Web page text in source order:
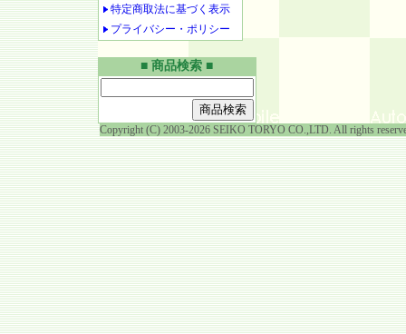
特定商取法に基づく表示
プライバシー・ポリシー
■ 商品検索 ■
Copyright (C) 2003-2026 SEIKO TORYO CO.,LTD. All rights